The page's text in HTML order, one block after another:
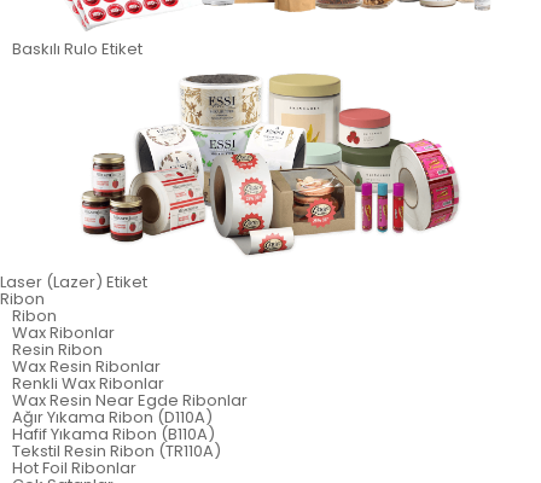
Baskılı Rulo Etiket
Laser (Lazer) Etiket
Ribon
Ribon
Wax Ribonlar
Resin Ribon
Wax Resin Ribonlar
Renkli Wax Ribonlar
Wax Resin Near Egde Ribonlar
Ağır Yıkama Ribon (D110A)
Hafif Yıkama Ribon (B110A)
Tekstil Resin Ribon (TR110A)
Hot Foil Ribonlar